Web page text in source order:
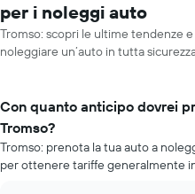
per i noleggi auto
Tromso: scopri le ultime tendenze
noleggiare un’auto in tutta
Con quanto anticipo dovrei
Tromso?
Tromso: prenota la tua auto a
per ottenere tariffe generalmente